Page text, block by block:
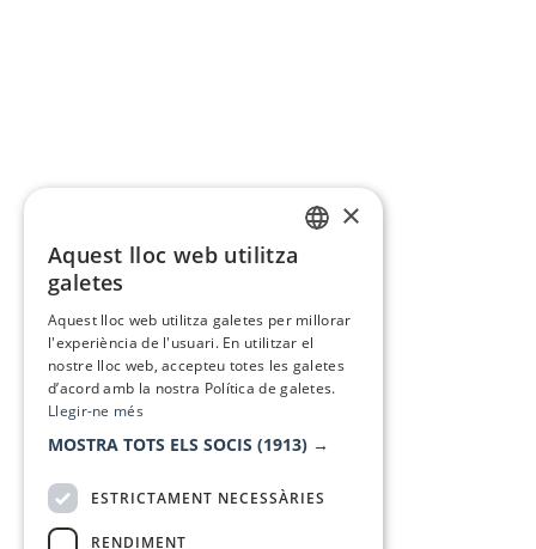
×
Aquest lloc web utilitza
galetes
Aquest lloc web utilitza galetes per millorar
l'experiència de l'usuari. En utilitzar el
nostre lloc web, accepteu totes les galetes
d’acord amb la nostra Política de galetes.
Llegir-ne més
MOSTRA TOTS ELS SOCIS (1913) →
ESTRICTAMENT NECESSÀRIES
RENDIMENT